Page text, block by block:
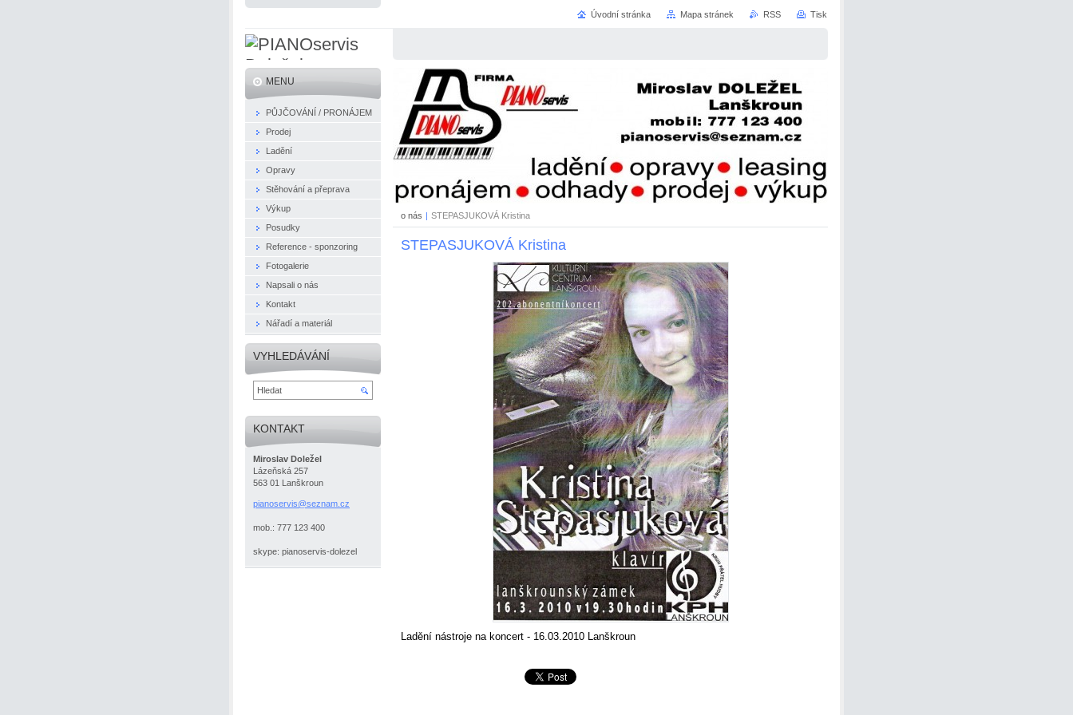
o nás | STEPASJUKOVÁ Kristina
STEPASJUKOVÁ Kristina
Ladění nástroje na koncert - 16.03.2010 Lanškroun
MENU
PŮJČOVÁNÍ / PRONÁJEM
Prodej
Ladění
Opravy
Stěhování a přeprava
Výkup
Posudky
Reference - sponzoring
Fotogalerie
Napsali o nás
Kontakt
Nářadí a materiál
VYHLEDÁVÁNÍ
KONTAKT
Miroslav Doležel
Lázeňská 257
563 01 Lanškroun
pianoservis@seznam.cz
mob.: 777 123 400
skype: pianoservis-dolezel
Úvodní stránka Mapa stránek RSS Tisk